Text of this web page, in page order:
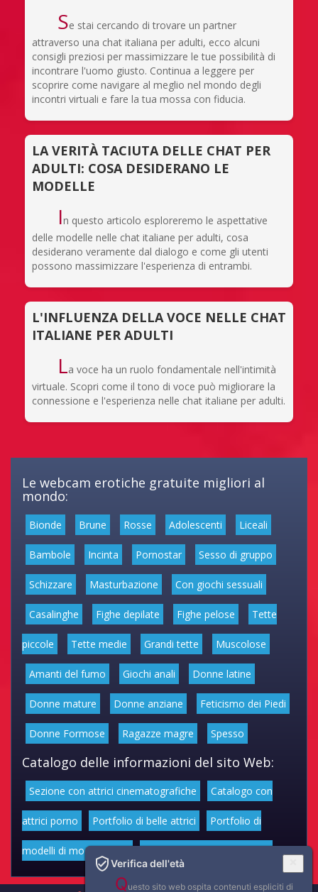
Se stai cercando di trovare un partner
attraverso una chat italiana per adulti, ecco alcuni
consigli preziosi per massimizzare le tue possibilità di
incontrare l'uomo giusto. Continua a leggere per
scoprire come navigare al meglio nel mondo degli
incontri virtuali e fare la tua mossa con fiducia.
LA VERITÀ TACIUTA DELLE CHAT PER
ADULTI: COSA DESIDERANO LE
MODELLE
In questo articolo esploreremo le aspettative
delle modelle nelle chat italiane per adulti, cosa
desiderano veramente dal dialogo e come gli utenti
possono massimizzare l'esperienza di entrambi.
L'INFLUENZA DELLA VOCE NELLE CHAT
ITALIANE PER ADULTI
La voce ha un ruolo fondamentale nell'intimità
virtuale. Scopri come il tono di voce può migliorare la
connessione e l'esperienza nelle chat italiane per adulti.
Le webcam erotiche gratuite migliori al
mondo:
Bionde Brune Rosse Adolescenti Liceali
Bambole Incinta Pornostar Sesso di gruppo
Schizzare Masturbazione Con giochi sessuali
Casalinghe Fighe depilate Fighe pelose Tette
piccole Tette medie Grandi tette Muscolose
Amanti del fumo Giochi anali Donne latine
Donne mature Donne anziane Feticismo dei Piedi
Donne Formose Ragazze magre Spesso
Catalogo delle informazioni del sito Web:
Sezione con attrici cinematografiche Catalogo con
attrici porno Portfolio di belle attrici Portfolio di
modelli di moda volgari Affascinanti star dello sport
Verifica dell'età
Questo sito web ospita contenuti espliciti di